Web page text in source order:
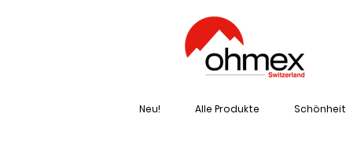
Neu! Alle Produkte Schönheit